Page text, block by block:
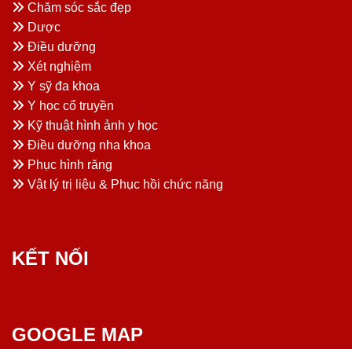
Chăm sóc sắc đẹp
Dược
Điều dưỡng
Xét nghiệm
Y sỹ đa khoa
Y học cổ truyền
Kỹ thuật hình ảnh y học
Điều dưỡng nha khoa
Phục hình răng
Vật lý trị liệu & Phục hồi chức năng
KẾT NỐI
GOOGLE MAP